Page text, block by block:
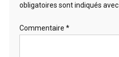
obligatoires sont indiqués avec
Commentaire *